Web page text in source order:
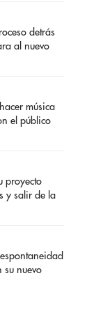
detrás
al nuevo
música
el público
proyecto
y salir de la
su nuevo